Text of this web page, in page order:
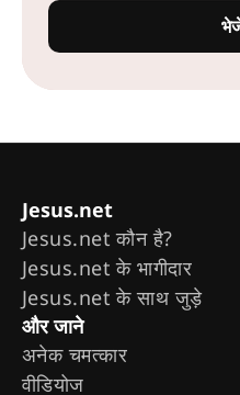
Jesus.net
Jesus.net कौन है?
Jesus.net के भागीदार
Jesus.net के साथ जुड़े
और जाने
अनेक चमत्कार
वीडियोज